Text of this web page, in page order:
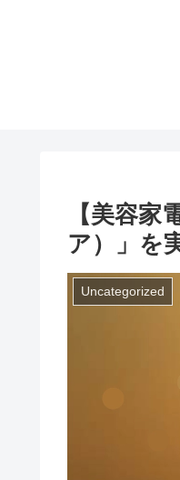
【美容
ア）」を
Uncategorized